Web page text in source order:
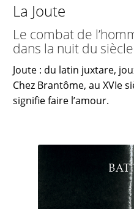
La Joute
Le combat de
dans la nuit du siècle
Joute : du latin juxtare,
Chez Brantôme, au XVIe
signifie faire l’amour.